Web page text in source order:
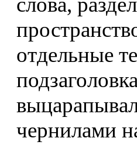
отдельные
чернилами